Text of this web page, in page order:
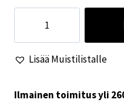
16-
osainen
määrä
Lisää Muistilistalle
Ilmainen toimitus yli